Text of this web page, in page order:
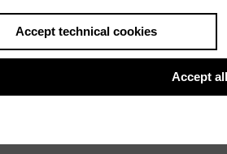
Accept technical cookies
Accept